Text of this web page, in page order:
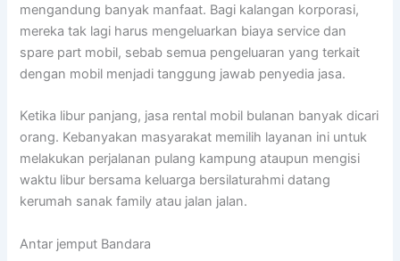
mengandung banyak manfaat. Bagi kalangan korporasi,
mereka tak lagi harus mengeluarkan biaya service dan
spare part mobil, sebab semua pengeluaran yang terkait
dengan mobil menjadi tanggung jawab penyedia jasa.
Ketika libur panjang, jasa rental mobil bulanan banyak dicari
orang. Kebanyakan masyarakat memilih layanan ini untuk
melakukan perjalanan pulang kampung ataupun mengisi
waktu libur bersama keluarga bersilaturahmi datang
kerumah sanak family atau jalan jalan.
Antar jemput Bandara